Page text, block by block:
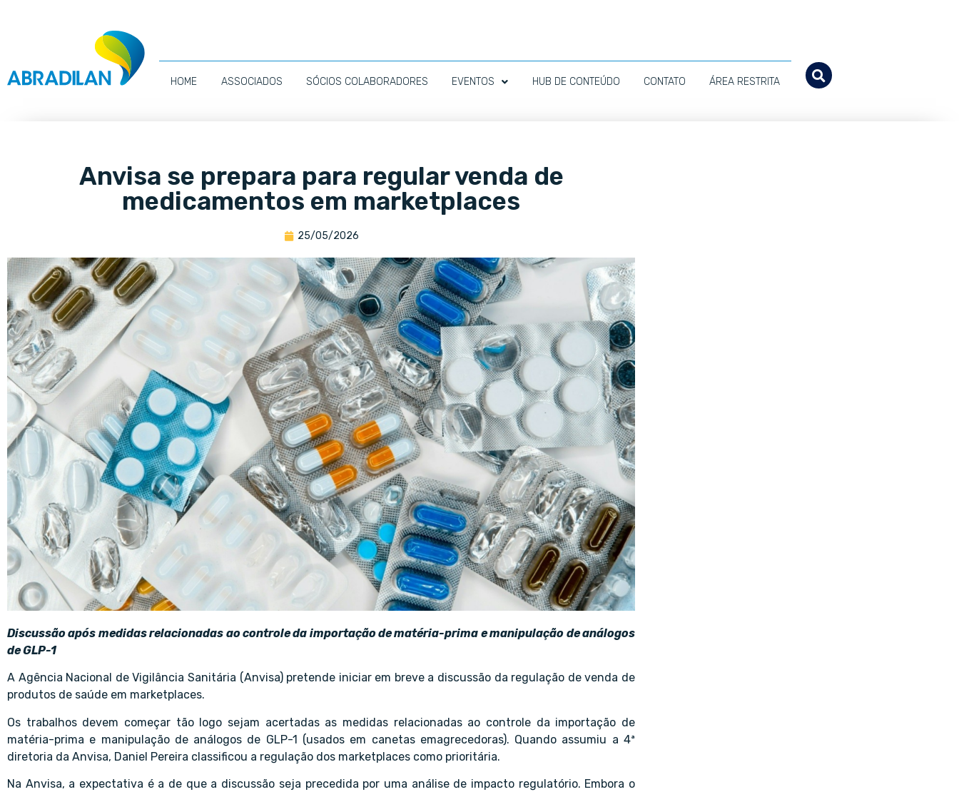
HOME ASSOCIADOS SÓCIOS COLABORADORES EVENTOS HUB DE CONTEÚDO CONTATO ÁREA RESTRITA
Anvisa se prepara para regular venda de
medicamentos em marketplaces
25/05/2026
Discussão após medidas relacionadas ao controle da importação de matéria-prima e manipulação de análogos
de GLP-1
A Agência Nacional de Vigilância Sanitária (Anvisa) pretende iniciar em breve a discussão da regulação de venda de
produtos de saúde em marketplaces.
Os trabalhos devem começar tão logo sejam acertadas as medidas relacionadas ao controle da importação de
matéria-prima e manipulação de análogos de GLP-1 (usados em canetas emagrecedoras). Quando assumiu a 4ª
diretoria da Anvisa, Daniel Pereira classificou a regulação dos marketplaces como prioritária.
Na Anvisa, a expectativa é a de que a discussão seja precedida por uma análise de impacto regulatório. Embora o